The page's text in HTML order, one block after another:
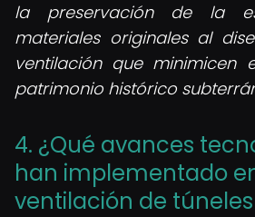
la preservación de la
materiales originales al
ventilación que minimicen
patrimonio histórico
4. ¿Qué avances
han implementado
ventilación de